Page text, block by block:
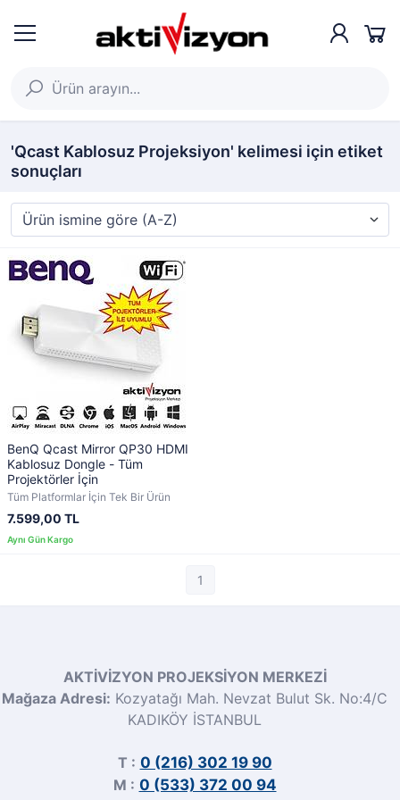
'Qcast Kablosuz Projeksiyon' kelimesi için etiket
sonuçları
BenQ Qcast Mirror QP30 HDMI
Kablosuz Dongle - Tüm
Projektörler İçin
Tüm Platformlar İçin Tek Bir Ürün
7.599,00 TL
1
AKTİVİZYON PROJEKSİYON MERKEZİ
Mağaza Adresi: Kozyatağı Mah. Nevzat Bulut Sk. No:4/C
KADIKÖY İSTANBUL
T : 0 (216) 302 19 90
M : 0 (533) 372 00 94